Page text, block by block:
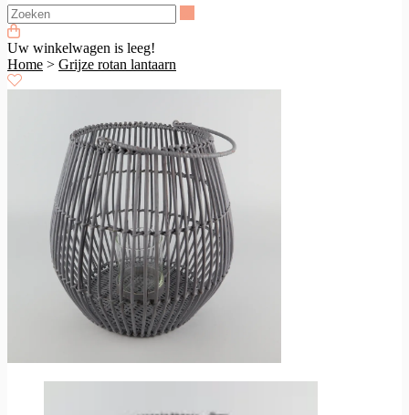
Uw winkelwagen is leeg!
Home > Grijze rotan lantaarn